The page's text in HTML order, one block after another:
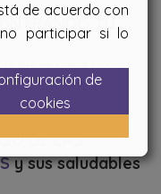
TU
Y
lo que
DE LAS
y sus saludables
de acuerdo con
participar si lo
de
cookies